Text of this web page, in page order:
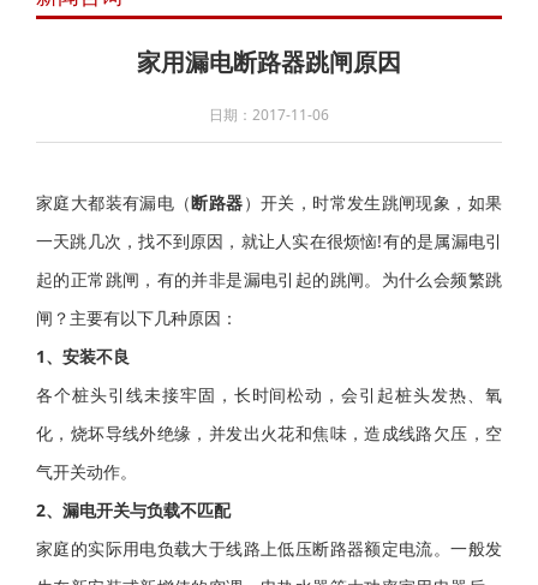
家用漏电断路器跳闸原因
日期：2017-11-06
家庭大都装有漏电（断路器）开关，时常发生跳闸现象，如果
一天跳几次，找不到原因，就让人实在很烦恼!有的是属漏电引
起的正常跳闸，有的并非是漏电引起的跳闸。为什么会频繁跳
闸？主要有以下几种原因：
1、安装不良
各个桩头引线未接牢固，长时间松动，会引起桩头发热、氧
化，烧坏导线外绝缘，并发出火花和焦味，造成线路欠压，空
气开关动作。
2、漏电开关与负载不匹配
家庭的实际用电负载大于线路上低压断路器额定电流。一般发